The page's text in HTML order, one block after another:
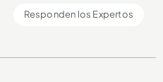
Responden los Expertos